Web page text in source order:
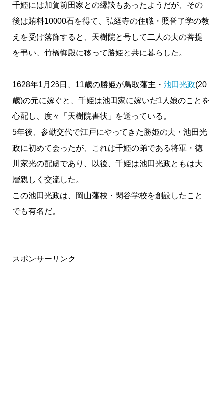
千姫には加賀前田家との縁談もあったようだが、その
後は賄料10000石を得て、弘経寺の住職・照誉了学の教
えを受け落飾すると、天樹院と号して二人の夫の菩提
を弔い、竹橋御殿に移って勝姫と共に暮らした。
1628年1月26日、11歳の勝姫が鳥取藩主・ 池田光政(20
歳)の元に嫁ぐと、千姫は池田家に嫁いだ1人娘のことを
心配し、度々「天樹院書状」を送っている。
5年後、参勤交代で江戸にやってきた勝姫の夫・池田光
政に初めて会ったが、これは千姫の弟である将軍・徳
川家光の配慮であり、以後、千姫は池田光政ともは大
層親しく交流した。
この池田光政は、岡山藩校・閑谷学校を創設したこと
でも有名だ。
スポンサーリンク